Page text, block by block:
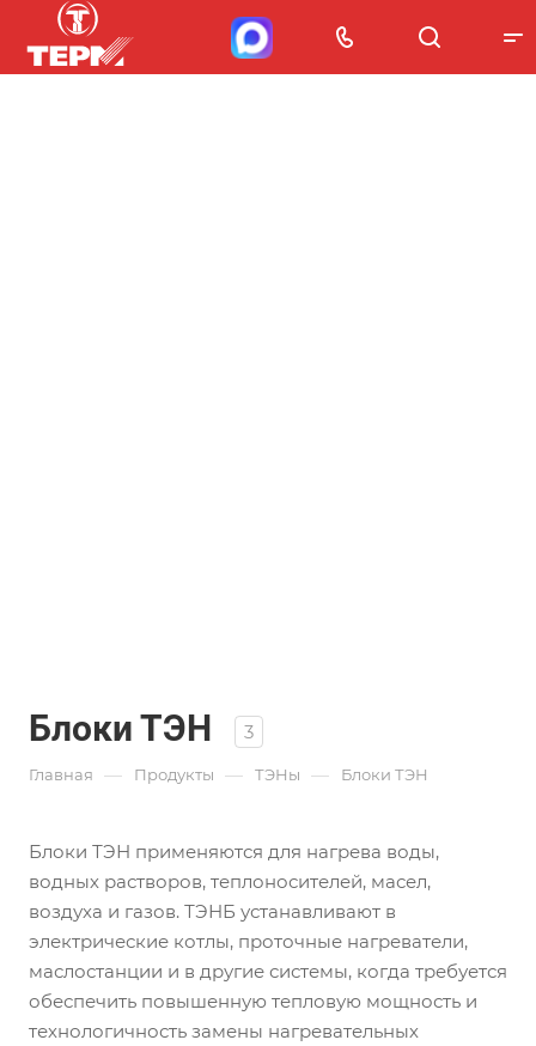
Блоки ТЭН 3
Главная — Продукты — ТЭНы — Блоки ТЭН
Блоки ТЭН применяются для нагрева воды,
водных растворов, теплоносителей, масел,
воздуха и газов. ТЭНБ устанавливают в
электрические котлы, проточные нагреватели,
маслостанции и в другие системы, когда требуется
обеспечить повышенную тепловую мощность и
технологичность замены нагревательных